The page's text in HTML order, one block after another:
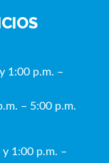
1:00 p.m. –
– 5:00 p.m.
y 1:00 p.m. –